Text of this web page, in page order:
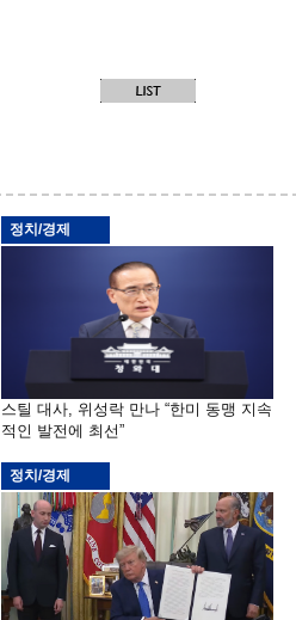
정치/경제
스틸 대사, 위성락 만나 “한미 동맹 지속
적인 발전에 최선”
정치/경제